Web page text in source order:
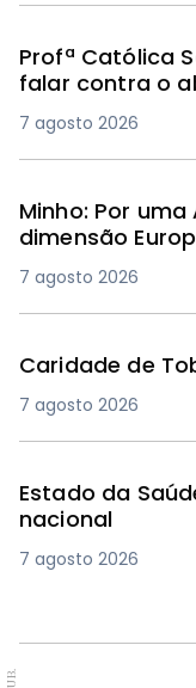
Profª Católica
falar contra o
7 agosto 2026
Minho: Por
dimensão
7 agosto 2026
Caridade de
7 agosto 2026
Estado da
nacional
7 agosto 2026
PUB.